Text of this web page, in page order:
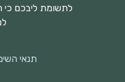
לתשומת ליבכם כי
תנאי